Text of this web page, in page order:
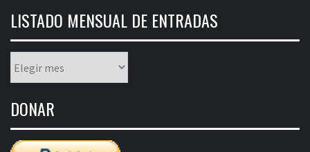
LISTADO MENSUAL DE ENTRADAS
mensual
entradas
DONAR